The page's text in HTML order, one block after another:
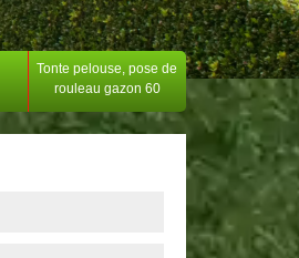
Tonte pelouse, pose de
rouleau gazon 60